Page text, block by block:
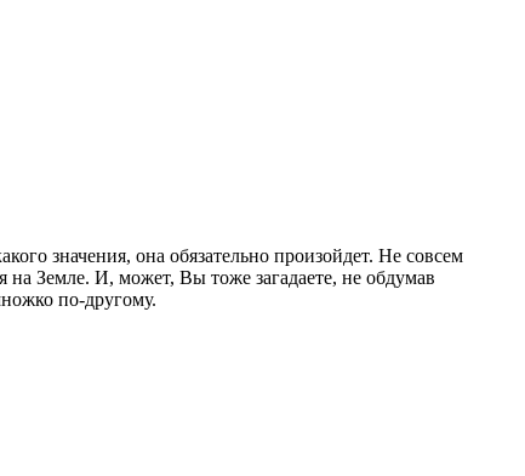
значения, она обязательно произойдет. Не совсем
на Земле. И, может, Вы тоже загадаете, не обдумав
по-другому.